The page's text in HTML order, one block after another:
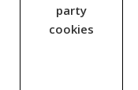
party
cookies